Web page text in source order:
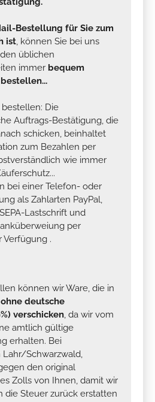
Bestellung für Sie zum
ist , können Sie bei uns
üblichen
immer bequem
bestellen: Die
Auftrags-Bestätigung, die
schicken, beinhaltet
zum Bezahlen per
wie immer
bei einer Telefon- oder
als Zahlarten PayPal,
Lastschrift und
per
Verfügung .
können wir Ware, die in
ohne deutsche
verschicken , da wir vom
amtlich gültige
erhalten. Bei
Schwarzwald,
den original
Zolls von Ihnen, damit wir
die Steuer zurück erstatten